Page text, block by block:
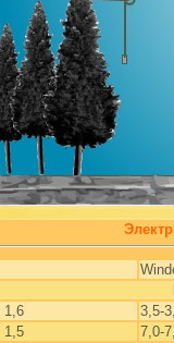
1,6
3,5-
1,5
7,0-